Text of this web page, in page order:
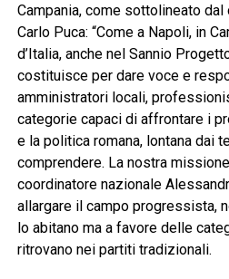
Campania, come sottolineato
Carlo Puca: “Come a Napoli, in
d’Italia, anche nel Sannio
costituisce per dare voce e
amministratori locali,
categorie capaci di affrontare i
e la politica romana, lontana dai
comprendere. La nostra
coordinatore nazionale
allargare il campo progressista,
lo abitano ma a favore delle
ritrovano nei partiti tradizionali.